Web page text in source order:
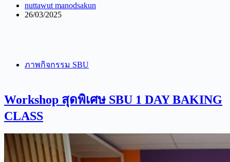
nuttawut manodsakun
26/03/2025
ภาพกิจกรรม SBU
Workshop สุดพิเศษ SBU 1 DAY BAKING
CLASS